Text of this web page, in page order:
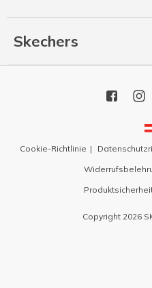
Skechers
Cookie-Richtlinie
Copyright 2026